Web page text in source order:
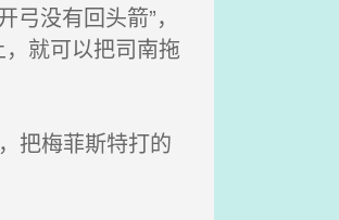
没有回头箭”，
就可以把司南拖
把梅菲斯特打的